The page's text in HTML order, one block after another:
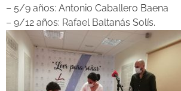
– 5/9 años: Antonio Caballero Baena
– 9/12 años: Rafael Baltanás Solís.